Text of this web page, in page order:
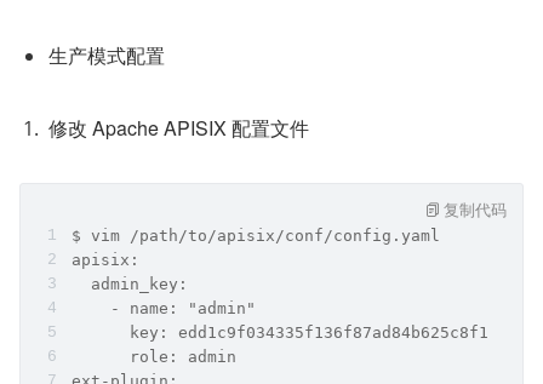
生产模式配置
修改 Apache APISIX 配置文件
$ vim /path/to/apisix/conf/config.yaml
apisix:
  admin_key:
    - name: "admin"
      key: edd1c9f034335f136f87ad84b625c8f1
      role: admin
复制代码